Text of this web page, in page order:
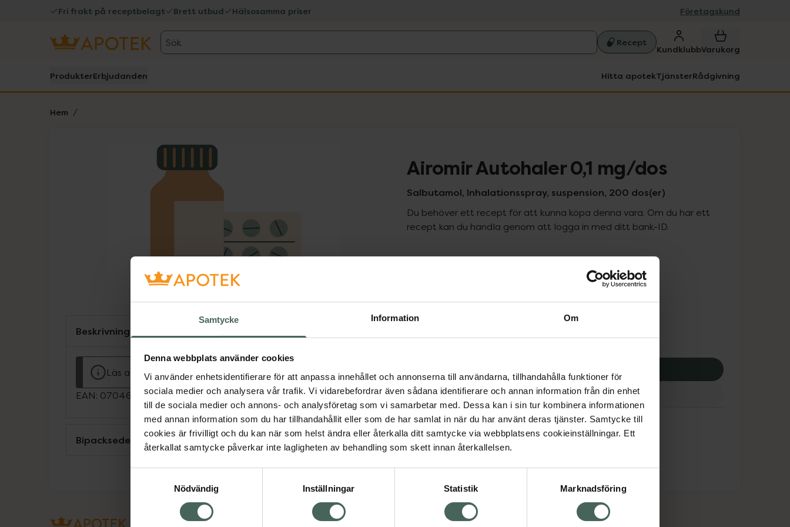
Samtycke Information Om
Denna webbplats använder cookies
Vi använder enhetsidentifierare för att anpassa innehållet och annonserna till användarna, tillhandahålla funktioner för
sociala medier och analysera vår trafik. Vi vidarebefordrar även sådana identifierare och annan information från din enhet
till de sociala medier och annons- och analysföretag som vi samarbetar med. Dessa kan i sin tur kombinera informationen
med annan information som du har tillhandahållit eller som de har samlat in när du har använt deras tjänster. Samtycke till
cookies är frivilligt och du kan när som helst ändra eller återkalla ditt samtycke via webbplatsens cookieinställningar. Ett
återkallat samtycke påverkar inte lagligheten av behandling som skett innan återkallelsen.
Nödvändig
Inställningar Statistik Marknadsföring
Fri frakt på receptbelagt Brett utbud Hälsosamma priser Företagskund
Sök Recept
KundklubbVarukorg
ProdukterErbjudanden Hitta apotekTjänsterRådgivning
Hem
Lista: . Innehåller 1 objekt. Airomir Autohaler 0,1 mg/dos
Salbutamol, Inhalationsspray, suspension, 200 dos(er)
Du behöver ett recept för att kunna köpa denna vara. Om du har ett
recept kan du handla genom att logga in med ditt bank-ID.
Pris med recept
Högkostnadsskyddet gäller
188,87 kr
I apotek:188,87 kr
Köp via ditt recept
Aktuella erbjudanden
Beskrivning
Läs alltid bipacksedeln innan användning.
EAN: 07046261588720
Bipacksedel från FASS Visa
Om recept och läkemedel